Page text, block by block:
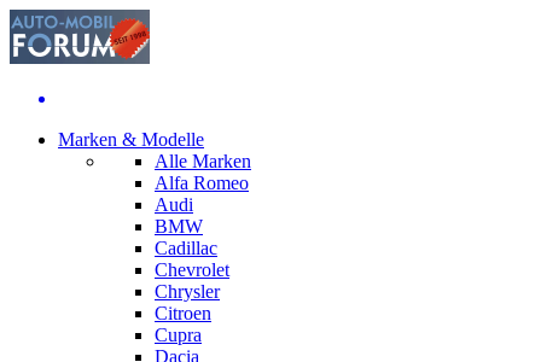
Marken & Modelle
Alle Marken
Alfa Romeo
Audi
BMW
Cadillac
Chevrolet
Chrysler
Citroen
Cupra
Dacia